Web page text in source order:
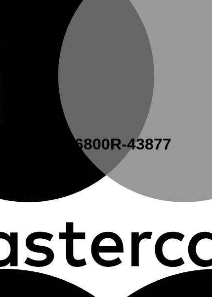
-R-452836800R-43877